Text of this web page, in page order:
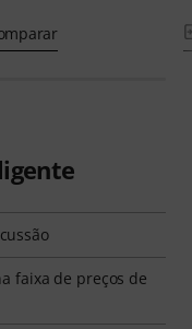
faixa de preços de